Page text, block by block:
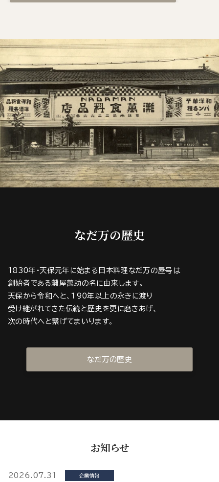
なだ万の歴史
1830年・天保元年に始まる日本料理なだ万の屋号は
創始者である灘屋萬助の名に由来します。
天保から令和へと、190年以上の永きに渡り
受け継がれてきた伝統と歴史を更に磨きあげ、
次の時代へと繋げてまいります。
なだ万の歴史
お知らせ
2026.07.31 企業情報